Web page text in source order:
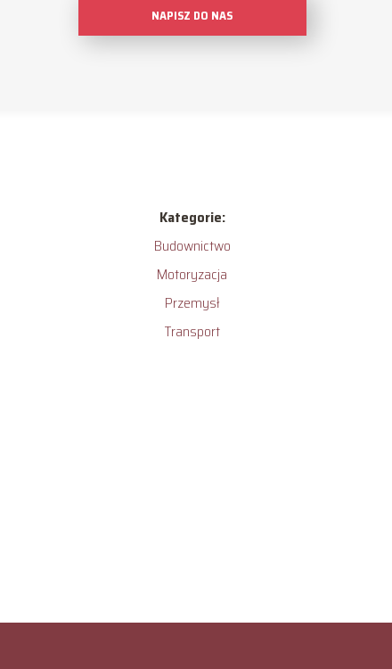
NAPISZ DO NAS
Kategorie:
Budownictwo
Motoryzacja
Przemysł
Transport